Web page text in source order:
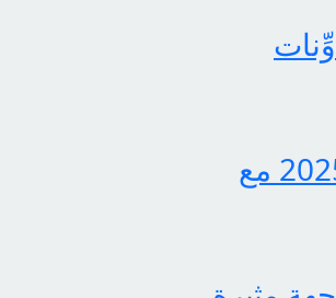
اكتشف الآن كيفية الاستعلام عن نتائج الثالث متوسط 2025 مع